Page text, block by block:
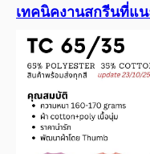
เทคนิคงานสกรีนที่แ